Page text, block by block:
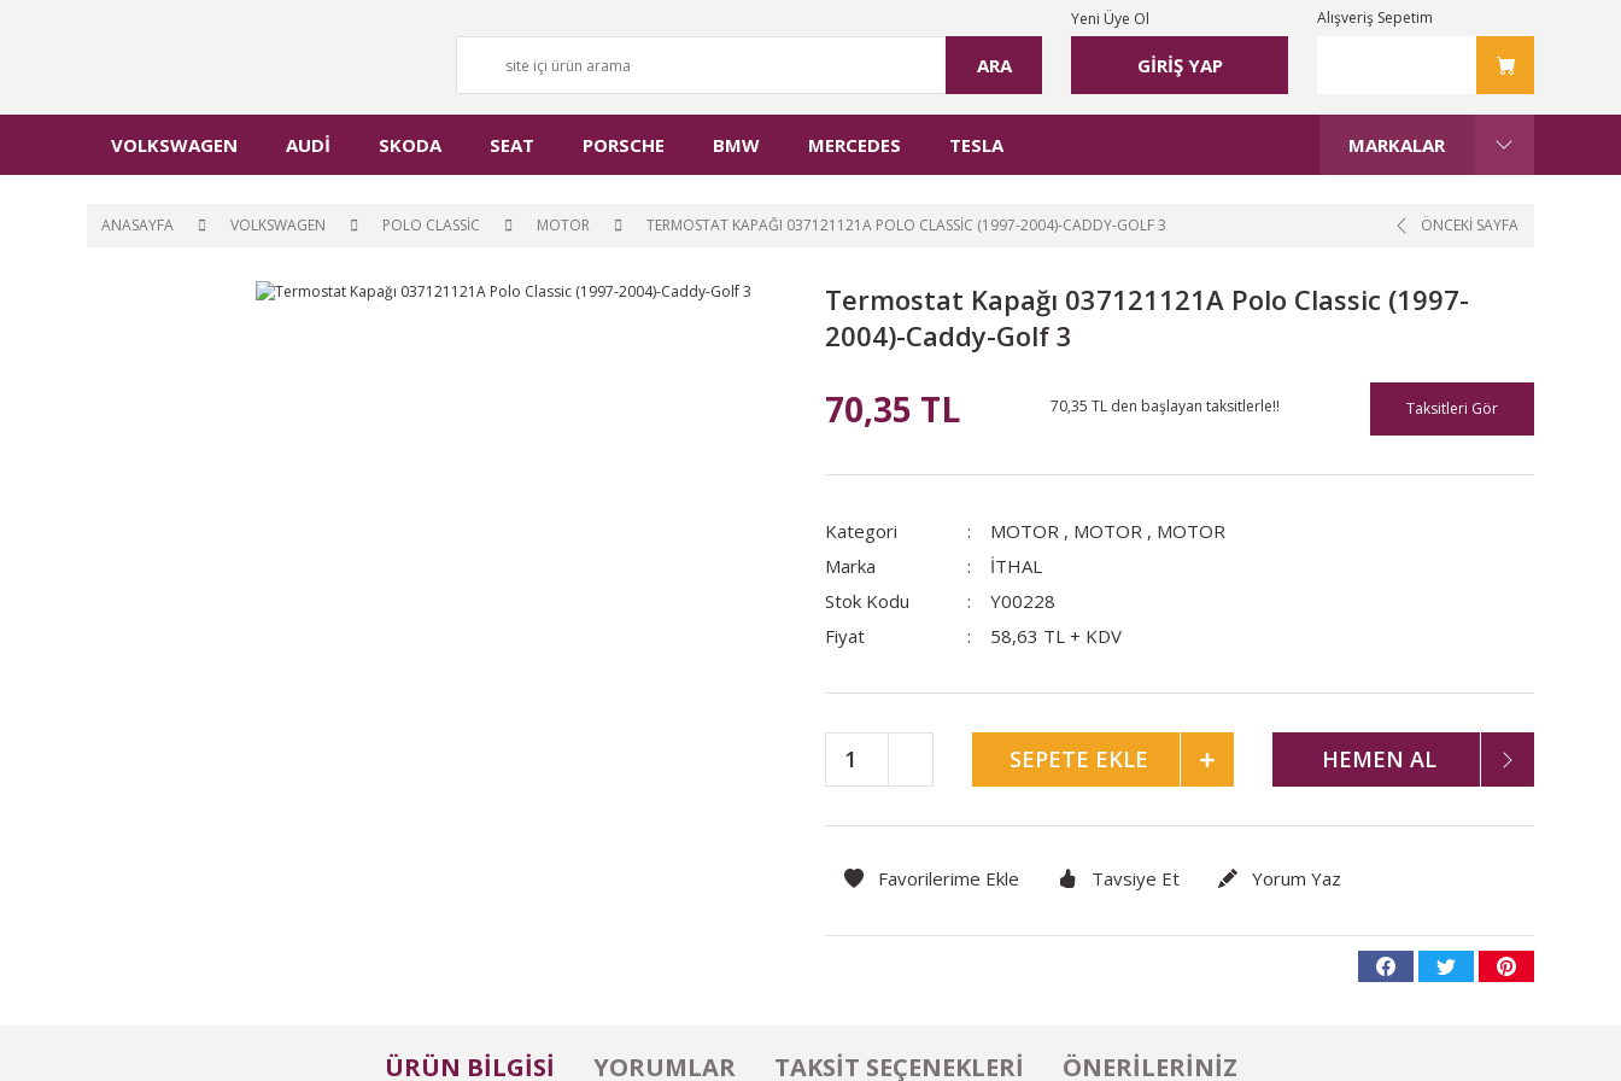
ARA GİRİŞ YAP
Yeni Üye Ol Alışveriş Sepetim
VOLKSWAGEN AUDİ SKODA SEAT PORSCHE BMW MERCEDES TESLA MARKALAR
ANASAYFA VOLKSWAGEN POLO CLASSİC MOTOR TERMOSTAT KAPAĞI 037121121A POLO CLASSIC (1997-2004)-CADDY-GOLF 3 ÖNCEKİ SAYFA
Termostat Kapağı 037121121A Polo Classic (1997-
2004)-Caddy-Golf 3
70,35 TL 70,35 TL den başlayan taksitlerle!! Taksitleri Gör
Kategori MOTOR , MOTOR , MOTOR
Marka
İTHAL
Stok Kodu
Y00228
Fiyat
58,63 TL + KDV
SEPETE EKLE HEMEN AL
Tavsiye Et Yorum Yaz
ÜRÜN BILGISI YORUMLAR TAKSIT SEÇENEKLERI ÖNERILERINIZ